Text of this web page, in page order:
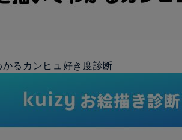
るカンヒュ好き度診断